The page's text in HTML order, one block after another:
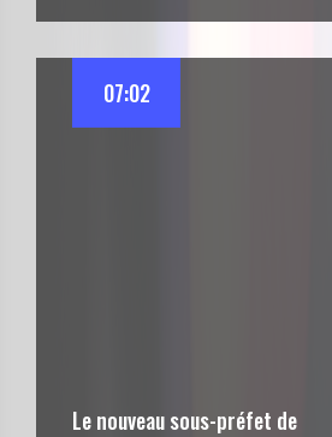
Le nouveau sous-préfet de
07:02